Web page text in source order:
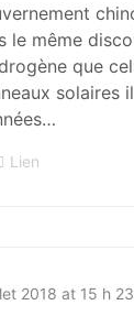
le même
que
solaires
Lien
2018 at 15 h